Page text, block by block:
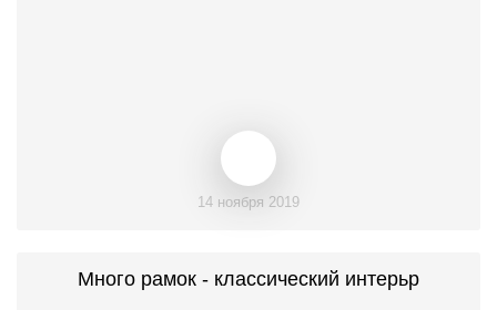
14 ноября 2019
Много рамок - классический интерьр